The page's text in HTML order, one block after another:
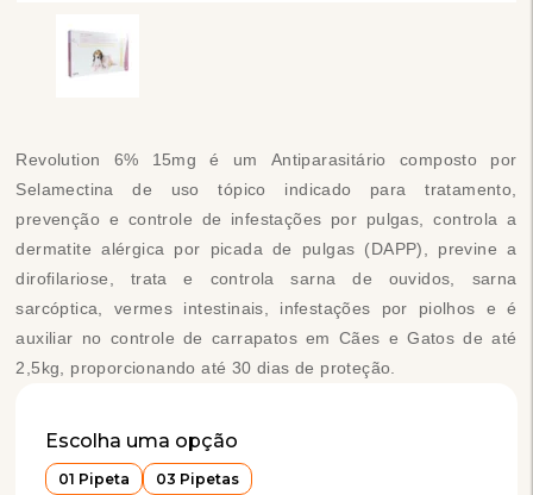
Revolution 6% 15mg é um Antiparasitário composto por
Selamectina de uso tópico indicado para tratamento,
prevenção e controle de infestações por pulgas, controla a
dermatite alérgica por picada de pulgas (DAPP), previne a
dirofilariose, trata e controla sarna de ouvidos, sarna
sarcóptica, vermes intestinais, infestações por piolhos e é
auxiliar no controle de carrapatos em Cães e Gatos de até
2,5kg, proporcionando até 30 dias de proteção.
Escolha uma opção
01 Pipeta 03 Pipetas